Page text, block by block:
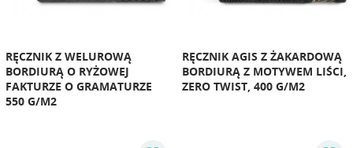
RĘCZNIK Z WELUROWĄ
BORDIURĄ O RYŻOWEJ
FAKTURZE O GRAMATURZE
550 G/M2
RĘCZNIK AGIS Z ŻAKARDOWĄ
BORDIURĄ Z MOTYWEM LIŚCI,
ZERO TWIST, 400 G/M2